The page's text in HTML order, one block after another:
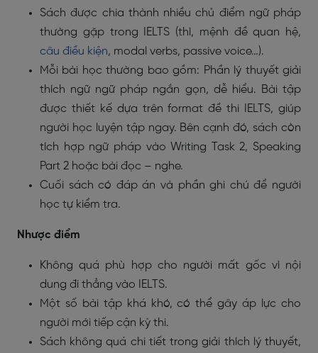
Sách được chia thành nhiều chủ điểm ngữ pháp
thường gặp trong IELTS (thì, mệnh đề quan hệ,
câu điều kiện, modal verbs, passive voice…).
Mỗi bài học thường bao gồm: Phần lý thuyết giải
thích ngữ ngữ pháp ngắn gọn, dễ hiểu. Bài tập
được thiết kế dựa trên format đề thi IELTS, giúp
người học luyện tập ngay. Bên cạnh đó, sách còn
tích hợp ngữ pháp vào Writing Task 2, Speaking
Part 2 hoặc bài đọc – nghe.
Cuối sách có đáp án và phần ghi chú để người
học tự kiểm tra.
Nhược điểm
Không quá phù hợp cho người mất gốc vì nội
dung đi thẳng vào IELTS.
Một số bài tập khá khó, có thể gây áp lực cho
người mới tiếp cận kỳ thi.
Sách không quá chi tiết trong giải thích lý thuyết,